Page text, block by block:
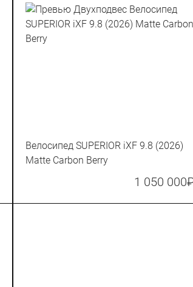
Велосипед SUPERIOR iXF 9.8 (2026)
Matte Carbon Berry
1 050 000